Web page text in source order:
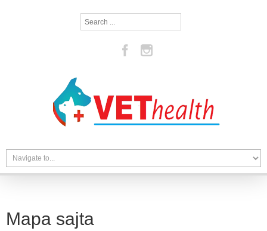
Search
...
Mapa sajta